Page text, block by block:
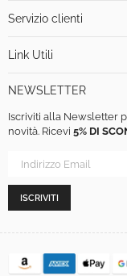
Servizio clienti
Link Utili
NEWSLETTER
Iscriviti alla Newsletter
novità. Ricevi 5% DI
ISCRIVITI